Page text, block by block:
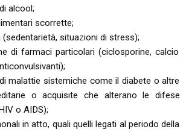
alcool;
scorrette;
(sedentarietà, situazioni di stress);
di farmaci particolari (ciclosporine, calcio
malattie sistemiche come il diabete o altre
o acquisite che alterano le difese
o AIDS);
in atto, quali quelli legati al periodo della